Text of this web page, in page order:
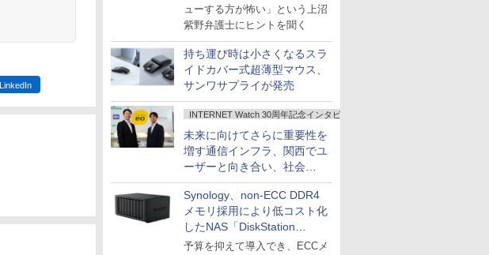
ューする方が怖い」という上沼
紫野弁護士にヒントを聞く
持ち運び時は小さくなるスラ
イドカバー式超薄型マウス、
サンワサプライが発売
INTERNET Watch 30周年記念インタビュー
未来に向けてさらに重要性を
増す通信インフラ、関西でユ
ーザーと向き合い、社会
の“あたらしい”を起動し続け
る～オプテージ
Synology、non-ECC DDR4
メモリ採用により低コスト化
したNAS「DiskStation
neo+」シリーズ
予算を抑えて導入でき、ECCメ
LinkedIn